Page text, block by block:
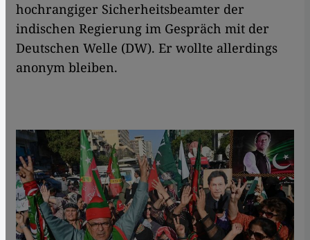
hochrangiger Sicherheitsbeamter der
indischen Regierung im Gespräch mit der
Deutschen Welle (DW). Er wollte allerdings
anonym bleiben.